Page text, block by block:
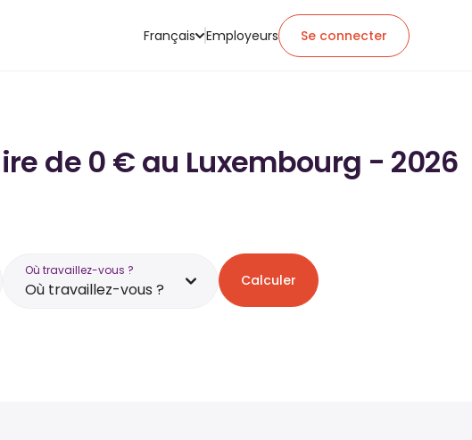
Français Employeurs Se connecter
de 0 € au Luxembourg - 2026
Où travaillez-vous ?
Où travaillez-vous ? Calculer